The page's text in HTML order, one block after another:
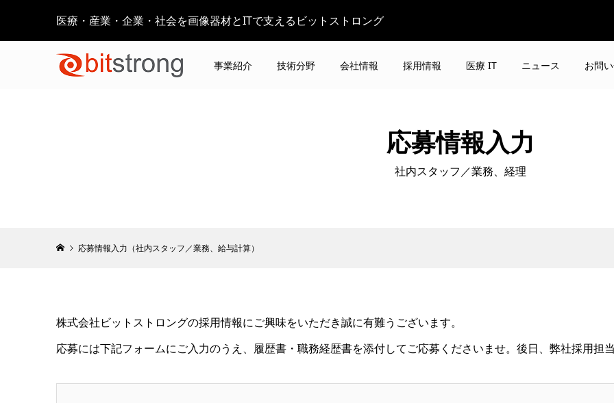
医療・産業・企業・社会を画像器材とITで支えるビットストロング
事業紹介 技術分野 会社情報 採用情報 医療 IT ニュース お問
応募情報入力
社内スタッフ／業務、経理
応募情報入力（社内スタッフ／業務、給与計算）
株式会社ビットストロングの採用情報にご興味をいただき誠に有難うございます。
応募には下記フォームにご入力のうえ、履歴書・職務経歴書を添付してご応募くださいませ。後日、弊社採用担